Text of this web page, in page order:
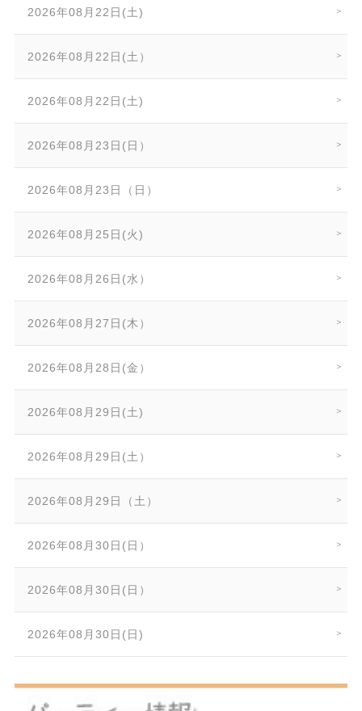
2026年08月22日(土)
2026年08月22日(土）
2026年08月22日(土)
2026年08月23日(日）
2026年08月23日（日）
2026年08月25日(火)
2026年08月26日(水）
2026年08月27日(木）
2026年08月28日(金）
2026年08月29日(土)
2026年08月29日(土）
2026年08月29日（土）
2026年08月30日(日）
2026年08月30日(日）
2026年08月30日(日)